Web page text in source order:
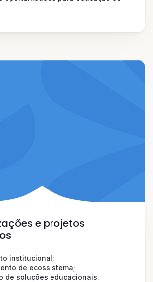
e projetos
institucional;
de ecossistema;
de soluções educacionais.